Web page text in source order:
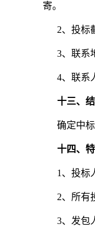
寄。
2、投标
3、联系
4、联系
十三、
确定中
十四、特
1、投标
2、所有
3、发包